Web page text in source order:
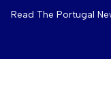
Read The Portugal